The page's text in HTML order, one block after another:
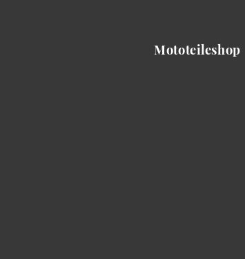
Mototeileshop